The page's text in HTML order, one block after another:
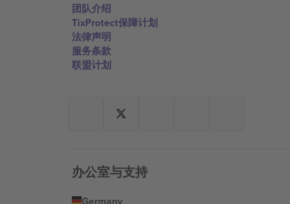
团队介绍
TixProtect保障计划
法律声明
服务条款
联盟计划
办公室与支持
Germany